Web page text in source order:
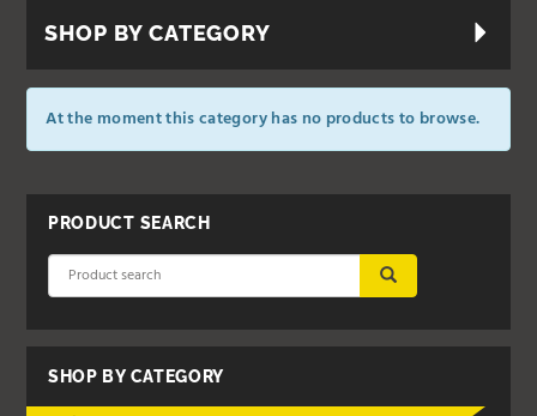
SHOP BY CATEGORY
At the moment this category has no products to browse.
PRODUCT SEARCH
SHOP BY CATEGORY